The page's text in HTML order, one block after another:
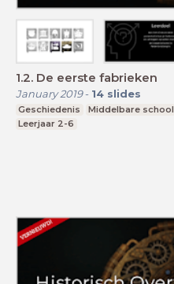
1.2. De eerste fabrieken
January 2019- 14 slides
Geschiedenis Middelbare school
Leerjaar 2-6